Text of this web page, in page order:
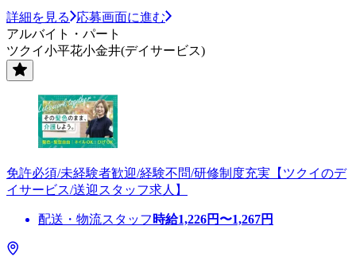
詳細を見る
応募画面に進む
アルバイト・パート
ツクイ小平花小金井(デイサービス)
免許必須/未経験者歓迎/経験不問/研修制度充実【ツクイのデ
イサービス/送迎スタッフ求人】
配送・物流スタッフ 時給1,226円〜1,267円